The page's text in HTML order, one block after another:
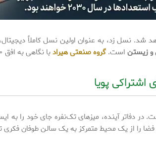
خواهد شد. نسل زد، به عنوان اولین نسل کاملاً
و زیستن است. گروه صنعتی هیرادبا نگاهی به افق ۲۰۳۰، نسل جدید تجهیزات خود را بر اساس این تحول بنیادین طراحی کرده است.
را از یک محیط متمرکز به یک سالن طوفان فکری